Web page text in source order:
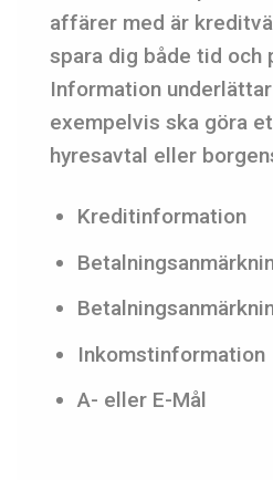
affärer med är
spara dig både tid och
Information
exempelvis ska göra
hyresavtal eller
Kreditinformation
Inkomstinformation
A- eller E-Mål